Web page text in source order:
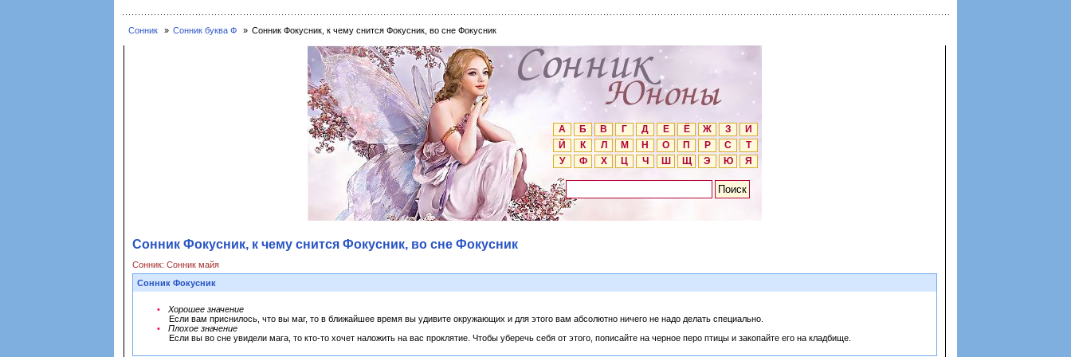
Сонник Сонник буква Ф Сонник Фокусник, к чему снится Фокусник, во сне Фокусник
А Б В Г Д Е Ё Ж З
И
Й
К Л М Н О П Р С
Т
У
Ф Х Ц Ч Ш Щ Э Ю Я
Сонник Фокусник, к чему снится Фокусник, во сне Фокусник
Сонник: Сонник майя
Сонник Фокусник
Хорошее значение
Если вам приснилось, что вы маг, то в ближайшее время вы удивите окружающих и для этого вам абсолютно ничего не надо делать специально.
Плохое значение
Если вы во сне увидели мага, то кто-то хочет наложить на вас проклятие. Чтобы уберечь себя от этого, пописайте на черное перо птицы и закопайте его на кладбище.